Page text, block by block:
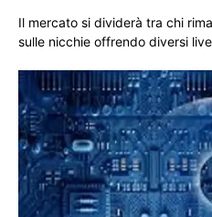
Il mercato si dividerà tra chi
sulle nicchie offrendo diversi